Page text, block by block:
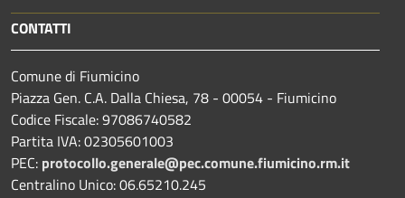
CONTATTI
Comune di Fiumicino
Piazza Gen. C.A. Dalla Chiesa, 78 - 00054 - Fiumicino
Codice Fiscale: 97086740582
Partita IVA: 02305601003
PEC: protocollo.generale@pec.comune.fiumicino.rm.it
Centralino Unico: 06.65210.245